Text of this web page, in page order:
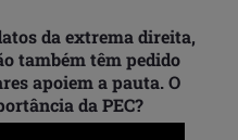
da extrema direita,
também têm pedido
apoiem a pauta. O
da PEC?